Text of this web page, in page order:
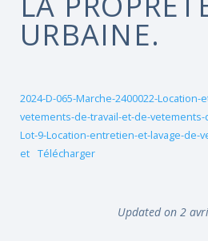
URBAINE.
2024-D-065-Marche-2400022-
vetements-de-travail-et-de-
Lot-9-Location-entretien-et-lavage-de-
et Télécharger
Updated on 2